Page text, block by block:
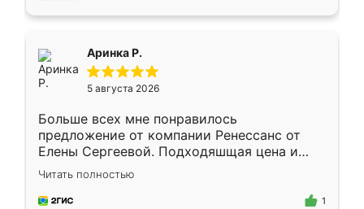
Аринка Р.
5 августа 2026
Больше всех мне понравилось
предложение от компании Ренессанс от
Елены Сергеевой. Подходяшщая цена и
короткие сроки изготовления. Приехавший
для замера сотрудник Владислав
предложил по моему эскизу самый
Читать полностью
1